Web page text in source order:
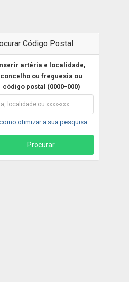
Código Postal
artéria e localidade,
concelho ou freguesia ou
código postal (0000-000)
otimizar a sua pesquisa